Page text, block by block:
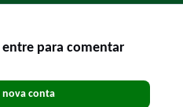
para comentar
nova conta